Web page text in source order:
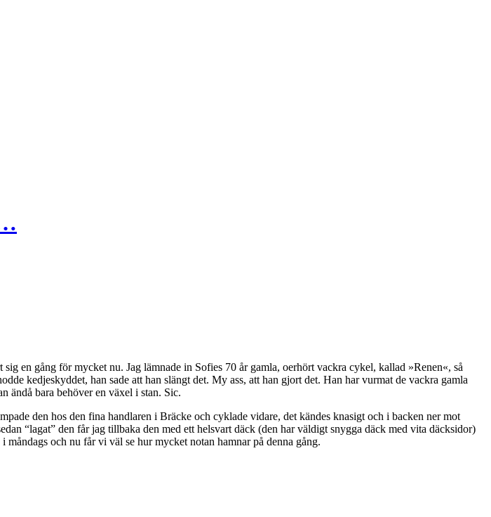
en gång för mycket nu. Jag lämnade in Sofies 70 år gamla, oerhört vackra cykel, kallad »Renen«, så
kedjeskyddet, han sade att han slängt det. My ass, att han gjort det. Han har vurmat de vackra gamla
ändå bara behöver en växel i stan. Sic.
den hos den fina handlaren i Bräcke och cyklade vidare, det kändes knasigt och i backen ner mot
“lagat” den får jag tillbaka den med ett helsvart däck (den har väldigt snygga däck med vita däcksidor)
och nu får vi väl se hur mycket notan hamnar på denna gång.